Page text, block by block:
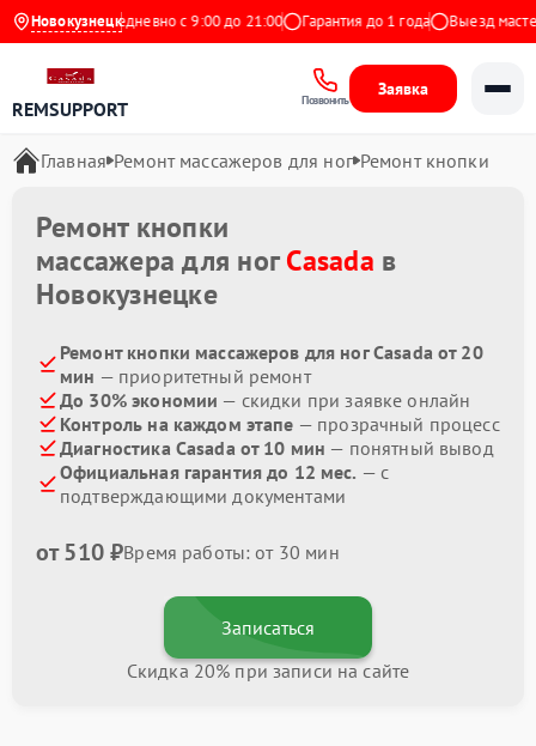
Новокузнецк
Яндекс Ежедневно с 9:00 до 21:00 Гарантия до 1 года Выезд
REMSUPPORT Позвонить
Заявка
Главная Ремонт массажеров для ног Ремонт кнопки
Ремонт кнопки
массажера для ногCasada в
Новокузнецке
Ремонт кнопки массажеров для ног Casada от 20
мин — приоритетный ремонт
До 30% экономии — скидки при заявке онлайн
Контроль на каждом этапе — прозрачный процесс
Диагностика Casada от 10 мин — понятный вывод
Официальная гарантия до 12 мес. — с
подтверждающими документами
от 510 ₽Время работы: от 30 мин
Записаться
Скидка 20% при записи на сайте